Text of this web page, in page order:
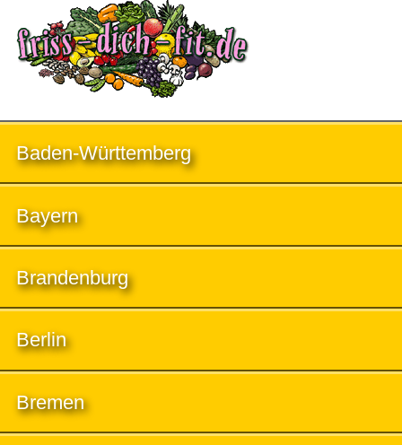
Baden-Württemberg
Bayern
Brandenburg
Berlin
Bremen